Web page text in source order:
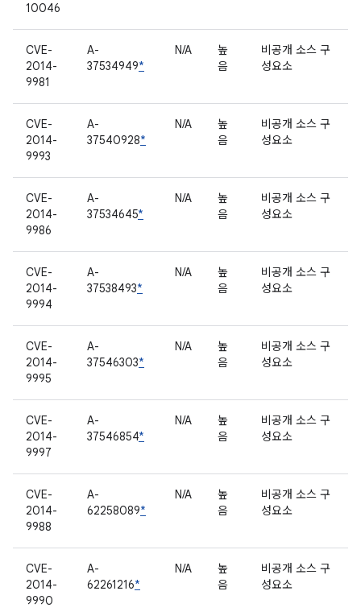
10046
CVE-
2014-
9981
A-
37534949*
N/A
높
음
비공개 소스 구
성요소
CVE-
2014-
9993
A-
37540928*
N/A
높
음
비공개 소스 구
성요소
CVE-
2014-
9986
A-
37534645*
N/A
높
음
비공개 소스 구
성요소
CVE-
2014-
9994
A-
37538493*
N/A
높
음
비공개 소스 구
성요소
CVE-
2014-
9995
A-
37546303*
N/A
높
음
비공개 소스 구
성요소
CVE-
2014-
9997
A-
37546854*
N/A
높
음
비공개 소스 구
성요소
CVE-
2014-
9988
A-
62258089*
N/A
높
음
비공개 소스 구
성요소
CVE-
2014-
9990
A-
62261216*
N/A
높
음
비공개 소스 구
성요소